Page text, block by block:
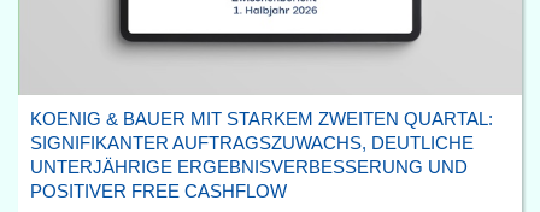
KOENIG & BAUER MIT STARKEM ZWEITEN QUARTAL:
SIGNIFIKANTER AUFTRAGSZUWACHS, DEUTLICHE
UNTERJÄHRIGE ERGEBNISVERBESSERUNG UND
POSITIVER FREE CASHFLOW